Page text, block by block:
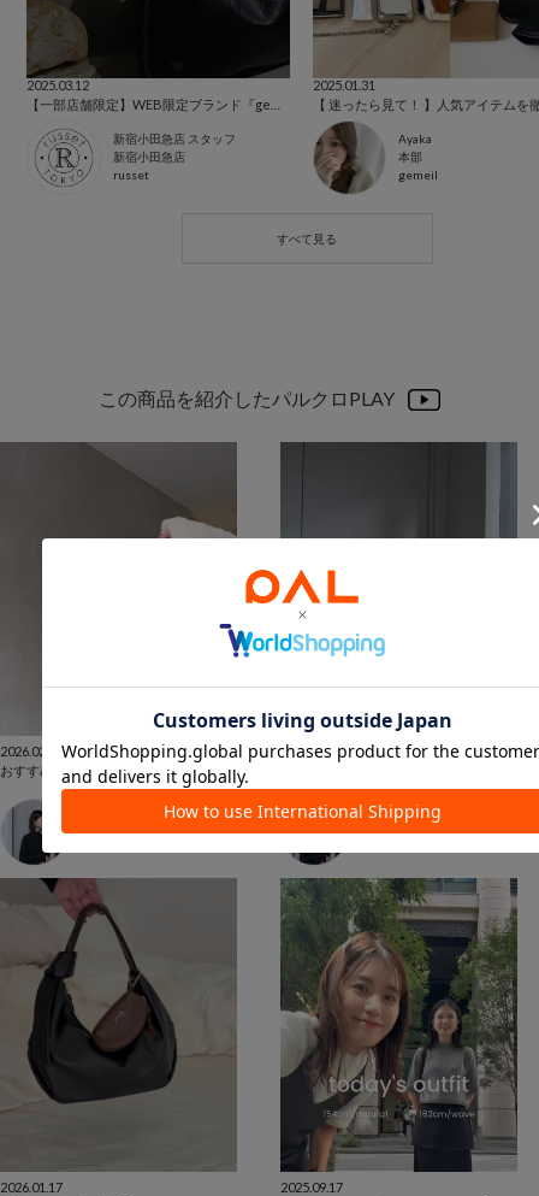
2025.03.12
新宿小田急店 スタッフ
新宿小田急店
russet
2025.01.31
Ayaka
本部
gemeil
この商品を紹介したパルクロPLAY
2026.02.08
おすすめ黒バッグ3選👜✨
gemeil
2026.01.30
TANIGUCHI
本部
gemeil
2026.01.17
2025.09.17